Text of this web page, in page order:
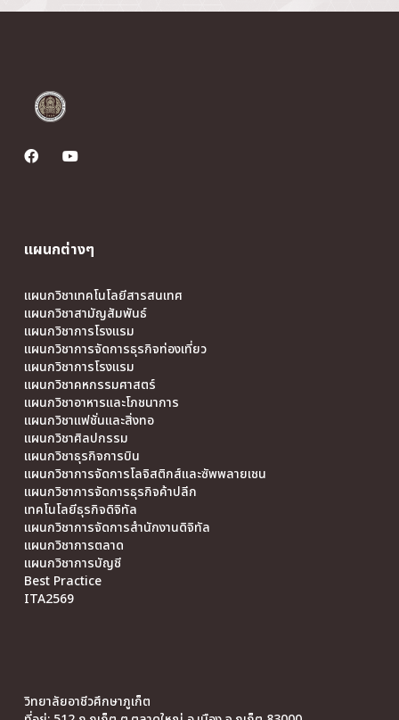
แผนกต่างๆ
แผนกวิชาเทคโนโลยีสารสนเทศ
แผนกวิชาสามัญสัมพันธ์
แผนกวิชาการโรงแรม
แผนกวิชาการจัดการธุรกิจท่องเที่ยว
แผนกวิชาการโรงแรม
แผนกวิชาคหกรรมศาสตร์
แผนกวิชาอาหารและโภชนาการ
แผนกวิชาแฟชั่นและสิ่งทอ
แผนกวิชาศิลปกรรม
แผนกวิชาธุรกิจการบิน
แผนกวิชาการจัดการโลจิสติกส์และซัพพลายเชน
แผนกวิชาการจัดการธุรกิจค้าปลีก
เทคโนโลยีธุรกิจดิจิทัล
แผนกวิชาการจัดการสำนักงานดิจิทัล
แผนกวิชาการตลาด
แผนกวิชาการบัญชี
Best Practice
ITA2569
วิทยาลัยอาชีวศึกษาภูเก็ต